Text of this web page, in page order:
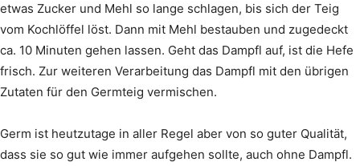
etwas Zucker und Mehl so lange schlagen, bis sich der Teig
vom Kochlöffel löst. Dann mit Mehl bestauben und zugedeckt
ca. 10 Minuten gehen lassen. Geht das Dampfl auf, ist die Hefe
frisch. Zur weiteren Verarbeitung das Dampfl mit den übrigen
Zutaten für den Germteig vermischen.
Germ ist heutzutage in aller Regel aber von so guter Qualität,
dass sie so gut wie immer aufgehen sollte, auch ohne Dampfl.